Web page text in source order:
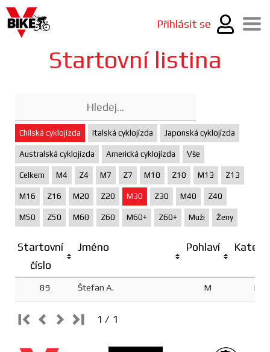
Přihlásit se
Startovní listina
Chilská cyklojízda Italská cyklojízda Japonská cyklojízda
Australská cyklojízda Americká cyklojízda Vše
Celkem M4 Z4 M7 Z7 M10 Z10 M13 Z13
M16 Z16 M20 Z20 M30 Z30 M40 Z40
M50 Z50 M60 Z60 M60+ Z60+ Muži Ženy
Startovní
číslo
Jméno Pohlaví
89 Štefan A. M
1 / 1